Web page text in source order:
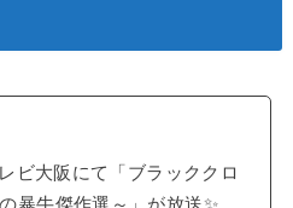
ビ大阪にて「ブラッククロ